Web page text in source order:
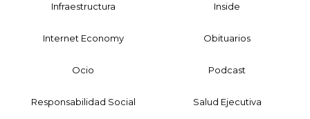
Infraestructura Inside
Internet Economy Obituarios
Ocio Podcast
Responsabilidad Social Salud Ejecutiva